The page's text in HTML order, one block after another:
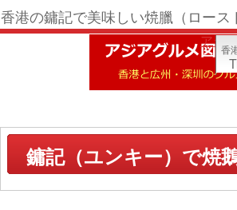
香港の鏞記で美味しい焼臘（ロース
アジ
鏞記（ユンキー）で焼
香